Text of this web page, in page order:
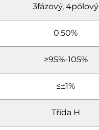
3fázový, 4pólový
0.50%
≥95%-105%
≤±1%
Třída H